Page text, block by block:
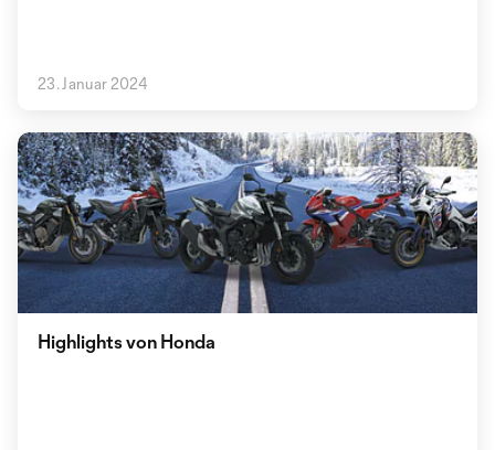
23. Januar 2024
Highlights von Honda